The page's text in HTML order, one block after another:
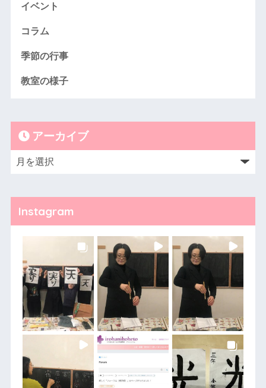
イベント
コラム
季節の行事
教室の様子
アーカイブ
Instagram